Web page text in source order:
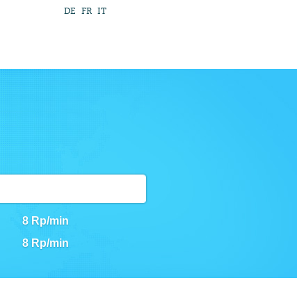
DE FR IT
8 Rp/min
8 Rp/min